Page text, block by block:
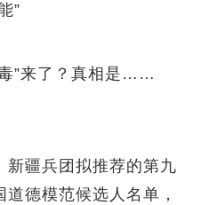
”
”来了？真相是……
新疆兵团拟推荐的第九
道德模范候选人名单，
参访乌鲁木齐德汇万达